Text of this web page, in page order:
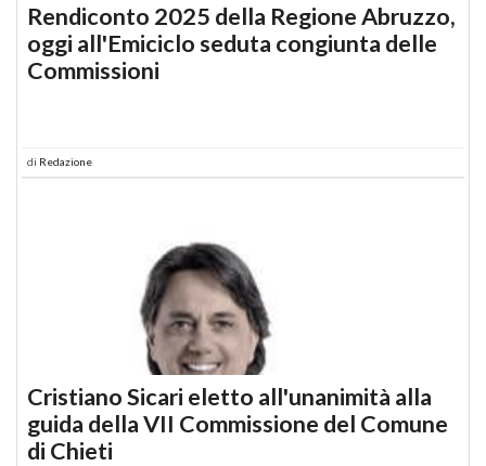
Rendiconto 2025 della Regione Abruzzo,
oggi all'Emiciclo seduta congiunta delle
Commissioni
di Redazione
Cristiano Sicari eletto all'unanimità alla
guida della VII Commissione del Comune
di Chieti